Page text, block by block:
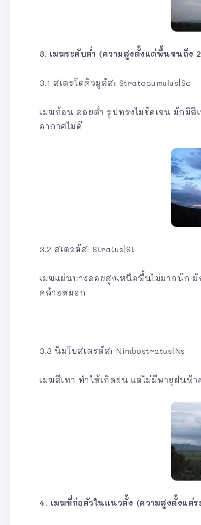
3. เมฆระดับต่ำ (ความสูงตั้งแต่พื้นจนถึง
3.1 สเตรโตคิวมูลัส: Stratocumulus|Sc
เมฆก้อน ลอยต่ำ รูปทรงไม่ชัดเจน มักมีสี
อากาศไม่ดี
3.2 สเตรตัส: Stratus|St
เมฆแผ่นบางลอยสูงเหนือพื้นไม่มากนัก
คล้ายหมอก
3.3 นิมโบสเตรตัส: Nimbostratus|Ns
เมฆสีเทา ทำให้เกิดฝน แต่ไม่มีพายุฝนฟ้
4. เมฆที่ก่อตัวในแนวตั้ง (ความสูงตั้งแต่